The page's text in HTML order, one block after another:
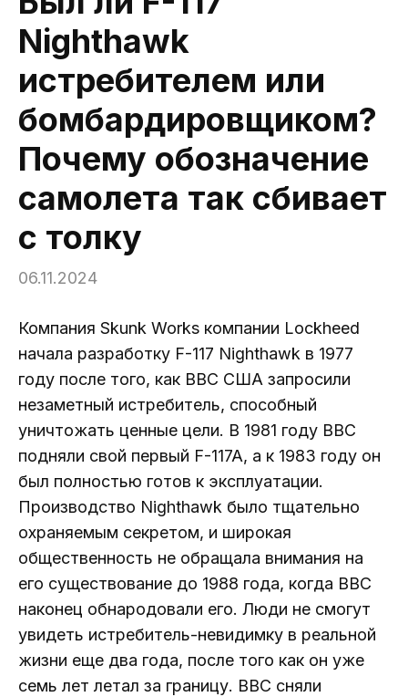
Nighthawk
истребителем или
бомбардировщиком?
Почему обозначение
самолета так сбивает
с толку
06.11.2024
Компания Skunk Works компании Lockheed
начала разработку F-117 Nighthawk в 1977
году после того, как ВВС США запросили
незаметный истребитель, способный
уничтожать ценные цели. В 1981 году ВВС
подняли свой первый F-117A, а к 1983 году он
был полностью готов к эксплуатации.
Производство Nighthawk было тщательно
охраняемым секретом, и широкая
общественность не обращала внимания на
его существование до 1988 года, когда ВВС
наконец обнародовали его. Люди не смогут
увидеть истребитель-невидимку в реальной
жизни еще два года, после того как он уже
семь лет летал за границу. ВВС сняли